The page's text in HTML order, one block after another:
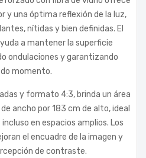
y una óptima reflexión de la luz,
nítidas y bien definidas. El
a mantener la superficie
ondulaciones y garantizando
momento.
y formato 4:3, brinda un área
ancho por 183 cm de alto, ideal
en espacios amplios. Los
el encuadre de la imagen y
de contraste.